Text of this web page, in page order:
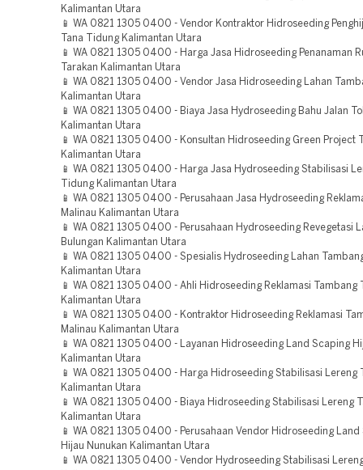
Kalimantan Utara
📱 WA 0821 1305 0400 - Vendor Kontraktor Hidroseeding
Tana Tidung Kalimantan Utara
📱 WA 0821 1305 0400 - Harga Jasa Hidroseeding Penanaman
Tarakan Kalimantan Utara
📱 WA 0821 1305 0400 - Vendor Jasa Hidroseeding Lahan
Kalimantan Utara
📱 WA 0821 1305 0400 - Biaya Jasa Hydroseeding Bahu Jalan
Kalimantan Utara
📱 WA 0821 1305 0400 - Konsultan Hidroseeding Green Project
Kalimantan Utara
📱 WA 0821 1305 0400 - Harga Jasa Hydroseeding Stabilisasi
Tidung Kalimantan Utara
📱 WA 0821 1305 0400 - Perusahaan Jasa Hydroseeding
Malinau Kalimantan Utara
📱 WA 0821 1305 0400 - Perusahaan Hydroseeding Revegetasi
Bulungan Kalimantan Utara
📱 WA 0821 1305 0400 - Spesialis Hydroseeding Lahan
Kalimantan Utara
📱 WA 0821 1305 0400 - Ahli Hidroseeding Reklamasi Tambang
Kalimantan Utara
📱 WA 0821 1305 0400 - Kontraktor Hidroseeding Reklamasi
Malinau Kalimantan Utara
📱 WA 0821 1305 0400 - Layanan Hidroseeding Land Scaping
Kalimantan Utara
📱 WA 0821 1305 0400 - Harga Hidroseeding Stabilisasi Lereng
Kalimantan Utara
📱 WA 0821 1305 0400 - Biaya Hidroseeding Stabilisasi Lereng
Kalimantan Utara
📱 WA 0821 1305 0400 - Perusahaan Vendor Hidroseeding Land
Hijau Nunukan Kalimantan Utara
📱 WA 0821 1305 0400 - Vendor Hydroseeding Stabilisasi